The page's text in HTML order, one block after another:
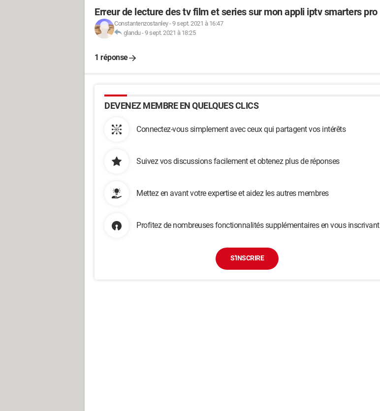
Erreur de lecture des tv film et series sur mon appli iptv smarters pro
Constantenzostanley-9 sept. 2021 à 16:47
glandu-9 sept. 2021 à 18:25
1 réponse
DEVENEZ MEMBRE EN QUELQUES CLICS
Connectez-vous simplement avec ceux qui partagent vos intérêts
Suivez vos discussions facilement et obtenez plus de réponses
Mettez en avant votre expertise et aidez les autres membres
Profitez de nombreuses fonctionnalités supplémentaires en vous inscrivant
S'INSCRIRE